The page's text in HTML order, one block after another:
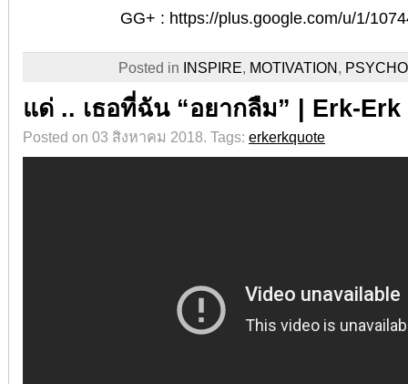
GG+ : https://plus.google.com/u/1/
Posted in INSPIRE, MOTIVATION,
แด่ .. เธอที่ฉัน “อยากลืม” | Erk-Erk
Posted on 03 สิงหาคม 2018. Tags: erkerkquote